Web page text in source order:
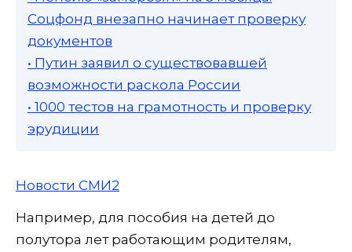
Соцфонд внезапно начинает проверку
документов
• Путин заявил о существовавшей
возможности раскола России
• 1000 тестов на грамотность и проверку
эрудиции
Новости СМИ2
Например, для пособия на детей до
полутора лет работающим родителям,